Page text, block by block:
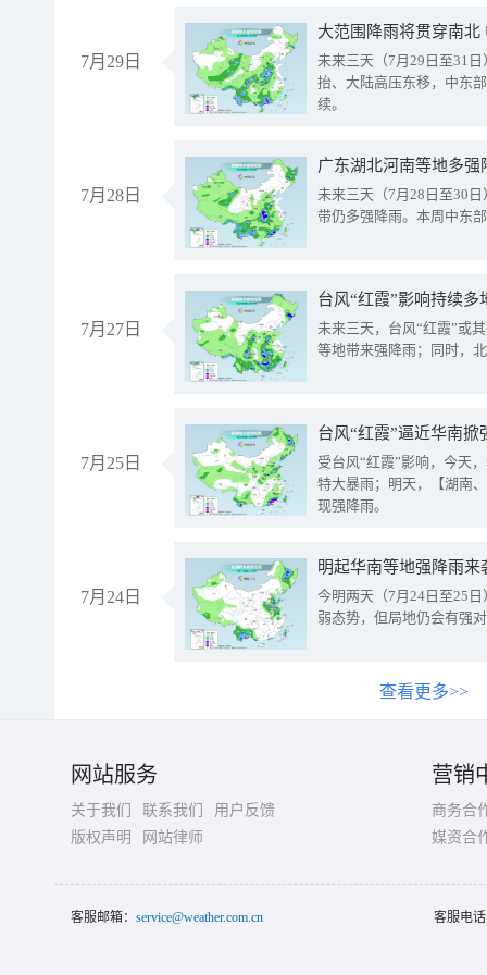
7月29日
大范围降雨将贯穿南
未来三天（7月29日至31
抬、大陆高压东移，中东
续。
7月28日
广东湖北河南等地多
未来三天（7月28日至30
带仍多强降雨。本周中东
7月27日
台风“红霞”影响持续
未来三天，台风“红霞”或
等地带来强降雨；同时，
7月25日
台风“红霞”逼近华南
受台风“红霞”影响，今天
特大暴雨；明天，【湖南
现强降雨。
7月24日
明起华南等地强降雨
今明两天（7月24日至25
弱态势，但局地仍会有强
查看更多>>
网站服务
关于我们 联系我们
用户反馈
版权声明
网站律师
营销
商务合
媒资合
客服邮箱： service@weather.com.cn 客服电